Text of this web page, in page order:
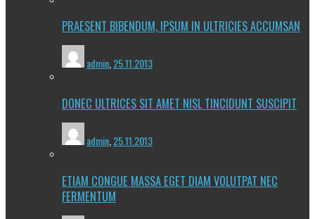
PRAESENT BIBENDUM, IPSUM IN ULTRICIES ACCUMSAN
admin,25.11.2013
DONEC ULTRICES SIT AMET NISL TINCIDUNT SUSCIPIT
admin 25.11.2013
ETIAM CONGUE MASSA EGET DIAM VOLUTPAT NEC
FERMENTUM